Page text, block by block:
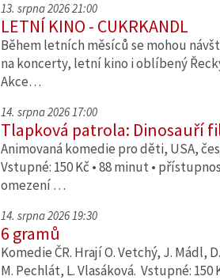
13. srpna 2026 21:00
LETNÍ KINO - CUKRKANDL
Během letních měsíců se mohou
na koncerty, letní kino i oblíbený
Akce…
14. srpna 2026 17:00
Tlapková patrola: Dinosauří
Animovaná komedie pro děti, USA,
Vstupné: 150 Kč • 88 minut •
omezení …
14. srpna 2026 19:30
6 gramů
Komedie ČR. Hrají O. Vetchý, J. Mádl,
M. Pechlát, L. Vlasáková. Vstupné: 150